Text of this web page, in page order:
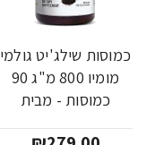
כמוסות שילג'יט גולמי
מומיו 800 מ"ג 90
כמוסות - מבית